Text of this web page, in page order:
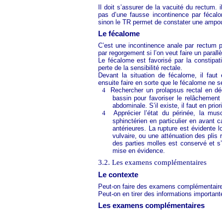
Il doit s’assurer de la vacuité du rectum.
pas d’une fausse incontinence par
sinon le TR permet de constater une
Le fécalome
C’est une incontinence anale par
par regorgement si l’on veut faire un
Le fécalome est favorisé par la
perte de la sensibilité rectale.
Devant la situation de fécalome, il
ensuite faire en sorte que le fécalome ne
4
Rechercher un prolapsus rectal en
bassin pour favoriser le
abdominale. S’il existe, il faut en
4
Apprécier l’état du périnée, la
sphinctérien en particulier en avant
antérieures. La rupture est évidente
vulvaire, ou une atténuation des plis
des parties molles est conservé et
mise en évidence.
3.2. Les examens complémentaires
Le contexte
Peut-on faire des examens
Peut-on en tirer des informations
Les examens complémentaires